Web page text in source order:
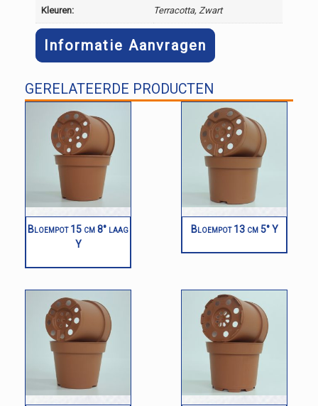
Kleuren: Terracotta, Zwart
Informatie Aanvragen
GERELATEERDE PRODUCTEN
Bloempot 15 cm 8° laag
Y
Bloempot 13 cm 5° Y